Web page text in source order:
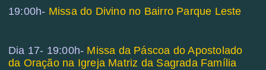
19:00h- Missa do Divino no Bairro Parque Leste
Dia 17- 19:00h- Missa da Páscoa do Apostolado
da Oração na Igreja Matriz da Sagrada Família